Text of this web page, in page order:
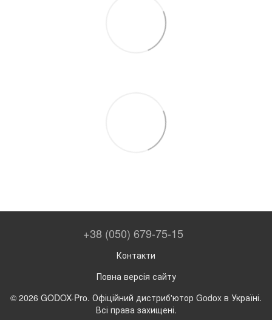
+38 (050) 679-75-15
Контакти
Повна версія сайту
© 2026 GODOX-Pro. Офіційний дистриб'ютор Godox в Україні.
Всі права захищені.